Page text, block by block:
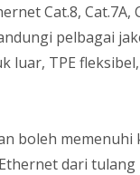
Cat.8, Cat.7A,
pelbagai
luar, TPE
boleh memenuhi
dari tulang